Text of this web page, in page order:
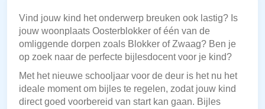
Vind jouw kind het onderwerp breuken ook lastig? Is
jouw woonplaats Oosterblokker of één van de
omliggende dorpen zoals Blokker of Zwaag? Ben je
op zoek naar de perfecte bijlesdocent voor je kind?
Met het nieuwe schooljaar voor de deur is het nu het
ideale moment om bijles te regelen, zodat jouw kind
direct goed voorbereid van start kan gaan. Bijles